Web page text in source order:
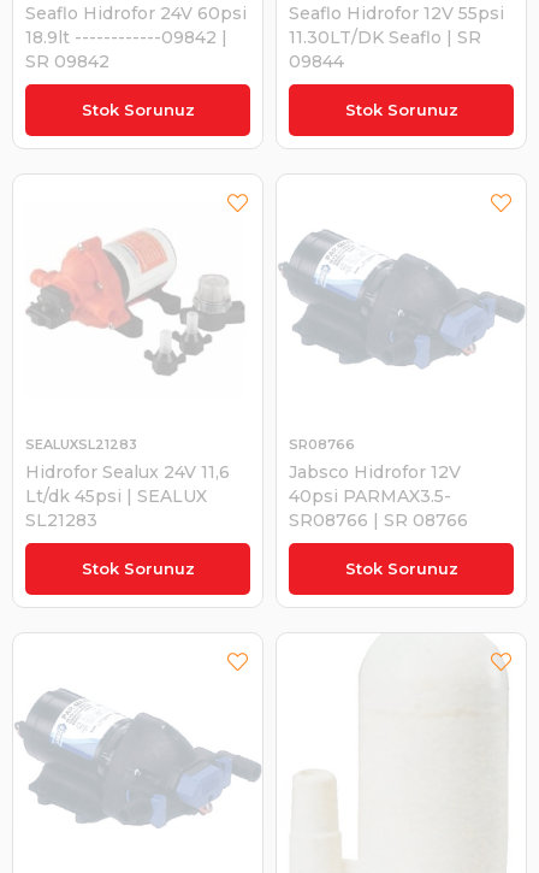
Stok Sorunuz
Seaflo Hidrofor 24V 60psi
18.9lt ------------09842 |
SR 09842
₺4.496,15 Stok Sorunuz
Seaflo Hidrofor 12V 55psi
11.30LT/DK Seaflo | SR
09844
₺3.633,48
Stok Sorunuz
Hidrofor Sealux 24V 11,6
Lt/dk 45psi | SEALUX
SL21283
SEALUXSL21283
₺3.499,22 Stok Sorunuz
Jabsco Hidrofor 12V
40psi PARMAX3.5-
SR08766 | SR 08766
SR08766
₺14.568,94